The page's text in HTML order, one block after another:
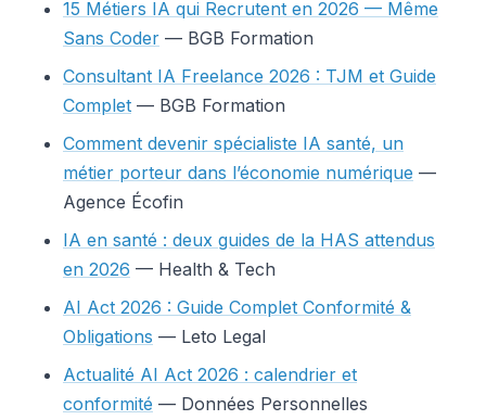
15 Métiers IA qui Recrutent en 2026 — Même
Sans Coder — BGB Formation
Consultant IA Freelance 2026 : TJM et Guide
Complet — BGB Formation
Comment devenir spécialiste IA santé, un
métier porteur dans l’économie numérique —
Agence Écofin
IA en santé : deux guides de la HAS attendus
en 2026 — Health & Tech
AI Act 2026 : Guide Complet Conformité &
Obligations — Leto Legal
Actualité AI Act 2026 : calendrier et
conformité — Données Personnelles